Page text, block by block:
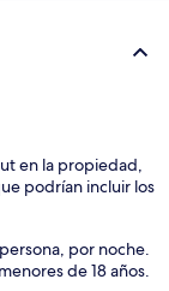
en la propiedad,
podrían incluir los
por noche.
de 18 años.